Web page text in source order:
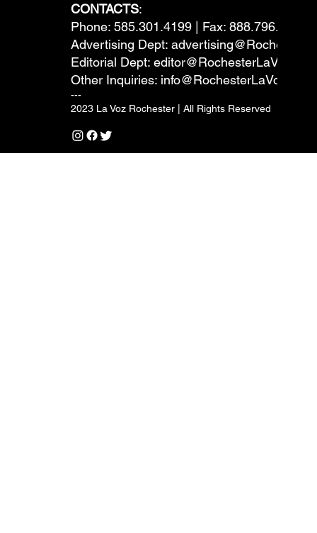
CONTACTS:
Phone: 585.301.4199 | Fax: 888.796.6292
Advertising Dept:
Editorial Dept:
Other Inquiries: info@RochesterLaVoz.com
---
2023 La Voz Rochester | All Rights Reserved